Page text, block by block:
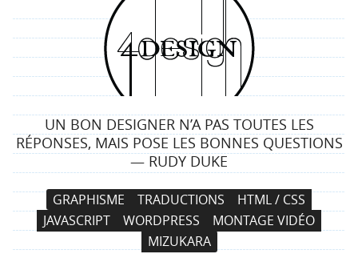
4
d
e
s
i
g
n
UN BON DESIGNER N’A PAS TOUTES LES
RÉPONSES, MAIS POSE LES BONNES QUESTIONS
— RUDY DUKE
GRAPHISME TRADUCTIONS
HTML / CSS
JAVASCRIPT
WORDPRESS
MONTAGE VIDÉO
MIZUKARA